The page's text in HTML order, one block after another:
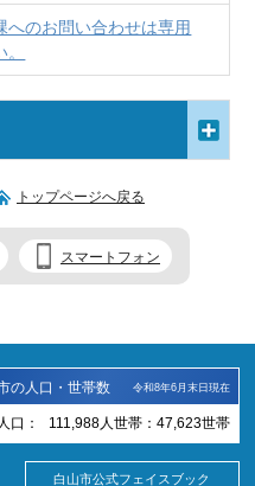
へのお問い合わせは専用
トップページへ戻る
スマートフォン
の人口・世帯数 令和8年6月末日現在
人口： 111,988 人 世帯： 47,623世帯
白山市公式フェイスブック